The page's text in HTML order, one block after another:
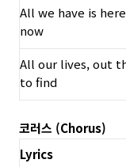
All we have is
now
All our lives, out
to find
코러스 (Chorus)
Lyrics